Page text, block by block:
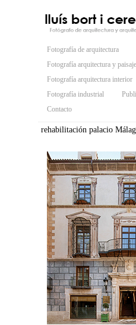
Fotografía de arquitectura
Fotografía arquitectura y paisaje
Fotografía arquitectura interior
Fotografía industrial
Contacto
rehabilitación palacio